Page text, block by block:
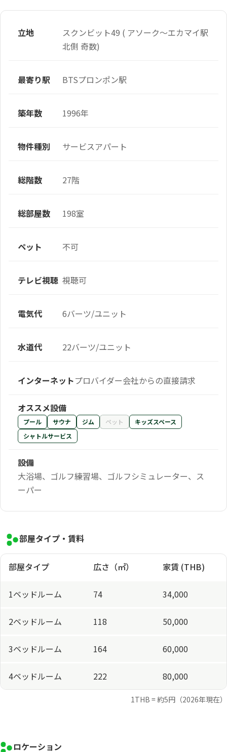
立地
スクンビット49 ( アソーク～エカマイ駅
北側 奇数)
最寄り駅 BTSプロンポン駅
築年数 1996年
物件種別 サービスアパート
総階数 27階
総部屋数 198室
ペット 不可
テレビ視聴 視聴可
電気代 6バーツ/ユニット
水道代 22バーツ/ユニット
インターネットプロバイダー会社からの直接請求
オススメ設備
プール サウナ ジム ペット
キッズスペース
シャトルサービス
設備
大浴場、ゴルフ練習場、ゴルフシミュレーター、ス
ーパー
部屋タイプ・賃料
部屋タイプ 広さ（㎡） 家賃 (THB)
1ベッドルーム 74 34,000
2ベッドルーム 118 50,000
3ベッドルーム 164 60,000
4ベッドルーム 222 80,000
1THB = 約5円（2026年現在）
ロケーション